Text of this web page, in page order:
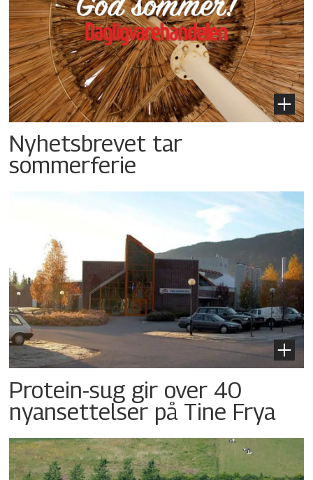
Nyhetsbrevet tar
sommerferie
Protein-sug gir over 40
nyansettelser på Tine Frya